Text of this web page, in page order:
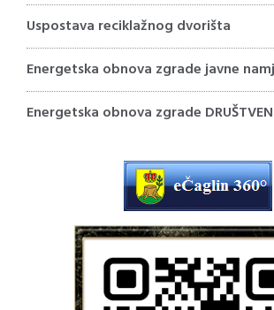
Uspostava reciklažnog dvorišta
Energetska obnova zgrade javne
Energetska obnova zgrade